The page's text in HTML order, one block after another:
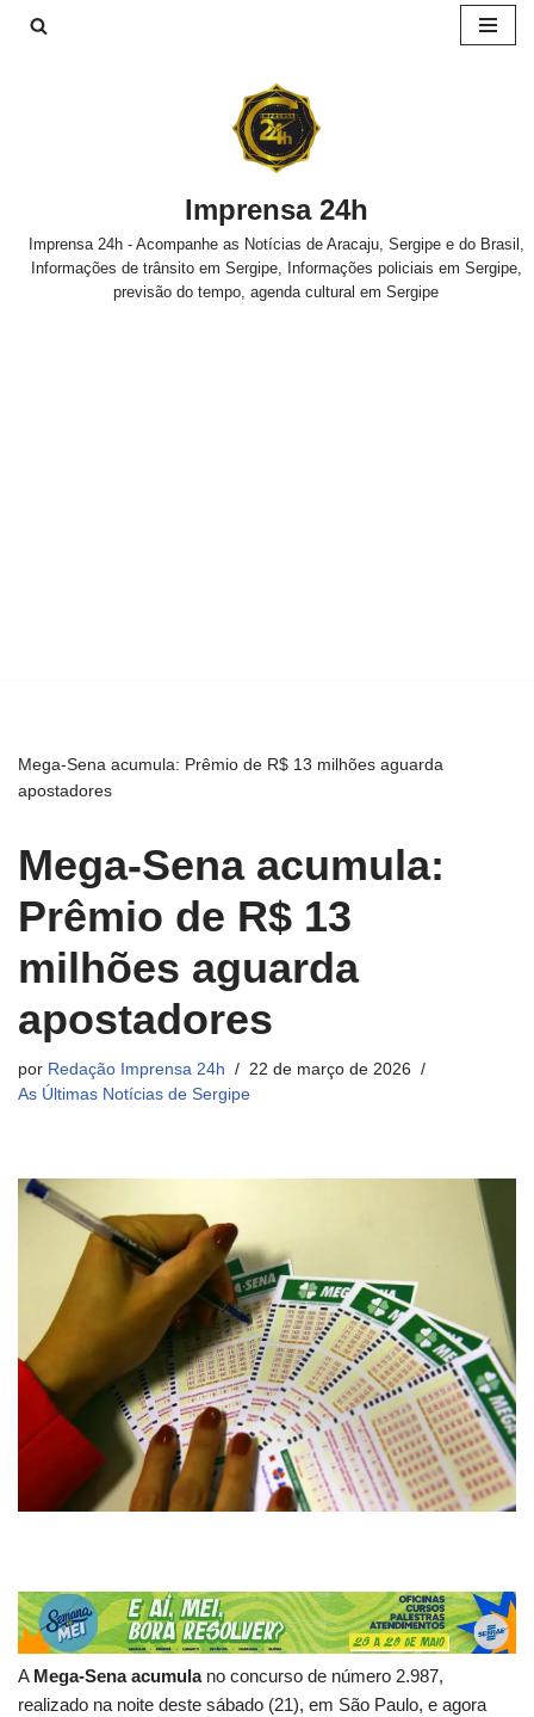
Imprensa 24h
Imprensa 24h - Acompanhe as Notícias de Aracaju, Sergipe e do Brasil,
Informações de trânsito em Sergipe, Informações policiais em Sergipe,
previsão do tempo, agenda cultural em Sergipe
Mega-Sena acumula: Prêmio de R$ 13 milhões aguarda
apostadores
Mega-Sena acumula:
Prêmio de R$ 13
milhões aguarda
apostadores
por Redação Imprensa 24h
22 de março de 2026
As Últimas Notícias de Sergipe
A Mega-Sena acumulano concurso de número 2.987,
realizado na noite deste sábado (21), em São Paulo, e agora